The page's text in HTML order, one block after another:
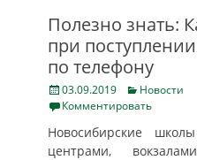
Полезно знать:
при
по телефону
Posted
on
03.09.2019 Categories
Новости
Комментировать
Новосибирские
центрами,